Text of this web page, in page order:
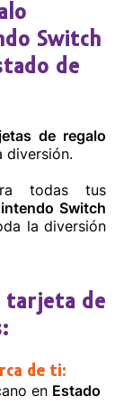
Ecatepec
llegar
Switch
de
de regalo
diversión.
todas tus
Switch
la diversión
tarjeta de
de ti:
en Estado